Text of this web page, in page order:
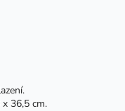
36,5 cm.